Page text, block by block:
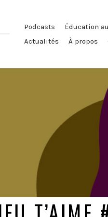
Podcasts Éducation
Actualités
À propos